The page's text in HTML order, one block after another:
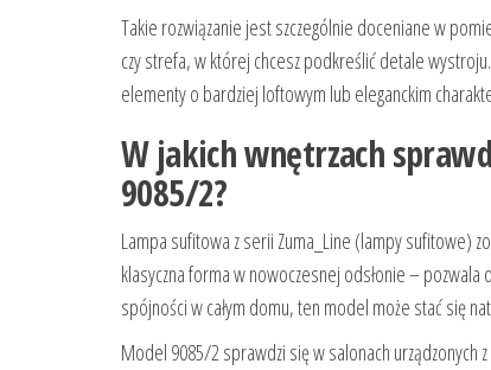
Takie rozwiązanie jest szczególnie doceniane w
czy strefa, w której chcesz podkreślić detale
elementy o bardziej loftowym lub eleganckim
W jakich wnętrzach
9085/2?
Lampa sufitowa z serii Zuma_Line (lampy sufitowe)
klasyczna forma w nowoczesnej odsłonie – pozwala
spójności w całym domu, ten model może stać się
Model 9085/2 sprawdzi się w salonach urządzonych